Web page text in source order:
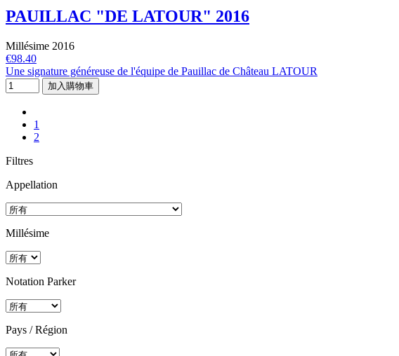
PAUILLAC "DE LATOUR" 2016
Millésime 2016
€98.40
Une signature généreuse de l'équipe de Pauillac de Château LATOUR
加入購物車
1
2
Filtres
Appellation
Millésime
Notation Parker
Pays / Région